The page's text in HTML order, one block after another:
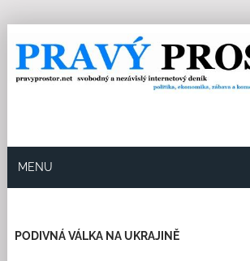
MENU
PODIVNÁ VÁLKA NA UKRAJINĚ